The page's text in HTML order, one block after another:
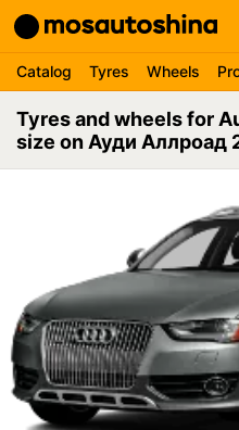
Catalog Tyres Wheels
Tyres and wheels for
size on Ауди Аллроад